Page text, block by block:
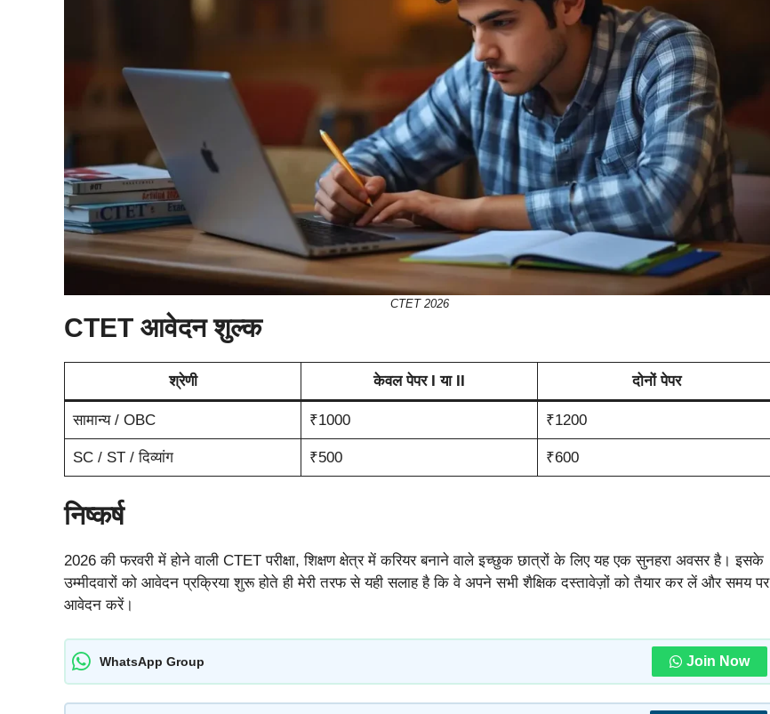
CTET 2026
CTET आवेदन शुल्क
श्रेणी केवल पेपर I या II दोनों पेपर
सामान्य / OBC ₹1000 ₹1200
SC / ST / दिव्यांग ₹500 ₹600
निष्कर्ष
2026 की फरवरी में होने वाली CTET परीक्षा, शिक्षण क्षेत्र में करियर बनाने वाले इच्छुक छात्रों के लिए यह एक सुनहरा अवसर है। इसके
उम्मीदवारों को आवेदन प्रक्रिया शुरू होते ही मेरी तरफ से यही सलाह है कि वे अपने सभी शैक्षिक दस्तावेज़ों को तैयार कर लें और समय पर
आवेदन करें।
WhatsApp Group Join Now